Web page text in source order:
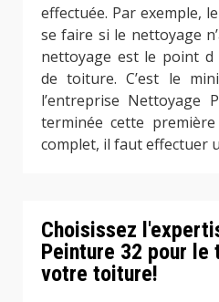
effectuée. Par exemple,
se faire si le nettoyage
nettoyage est le point
de toiture. C’est le
l’entreprise Nettoyage
terminée cette
complet, il faut effectuer
Choisissez
Peinture 32 pour le
votre toiture!